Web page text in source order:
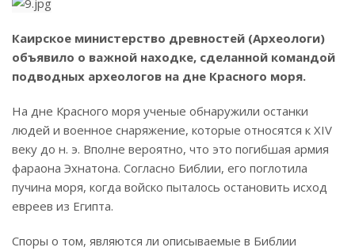
Каирское министерство древностей (Археологи)
объявило о важной находке, сделанной командой
подводных археологов на дне Красного моря.
На дне Красного моря ученые обнаружили останки
людей и военное снаряжение, которые относятся к XIV
веку до н. э. Вполне вероятно, что это погибшая армия
фараона Эхнатона. Согласно Библии, его поглотила
пучина моря, когда войско пыталось остановить исход
евреев из Египта.
Споры о том, являются ли описываемые в Библии